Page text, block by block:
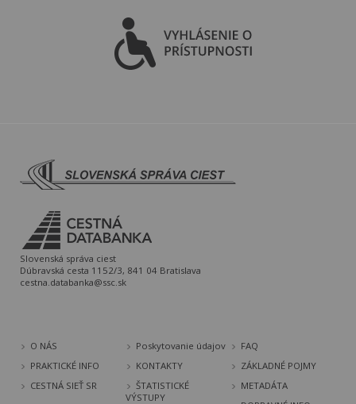
Slovenská správa ciest
Dúbravská cesta 1152/3, 841 04 Bratislava
cestna.databanka@ssc.sk
O NÁS Poskytovanie údajov
FAQ
PRAKTICKÉ INFO
KONTAKTY
ZÁKLADNÉ POJMY
CESTNÁ SIEŤ SR
ŠTATISTICKÉ
VÝSTUPY
METADÁTA